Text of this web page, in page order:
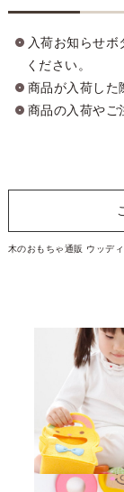
入荷お知らせ
ください。
商品が入荷した
商品の入荷やご
木のおもちゃ通販 ウッデ